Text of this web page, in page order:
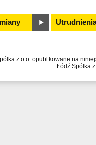
Utrudnienia
z o.o. opublikowane na
Łódź Spółka